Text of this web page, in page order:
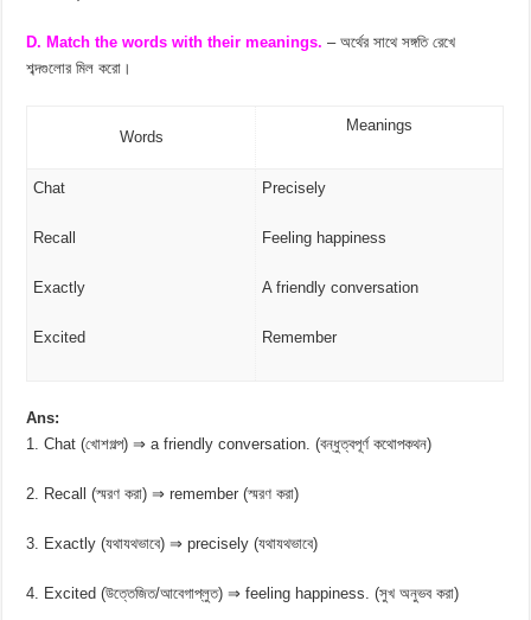
D. Match the words with their meanings. – অর্থের সাথে সঙ্গতি রেখে
শব্দগুলোর মিল করো।
Words
Meanings
Chat
Recall
Exactly
Excited
Precisely
Feeling happiness
A friendly conversation
Remember
Ans:
1. Chat (খোশগল্প) ⇒ a friendly conversation. (বন্ধুত্বপূর্ণ কথোপকথন)
2. Recall (স্মরণ করা) ⇒ remember (স্মরণ করা)
3. Exactly (যথাযথভাবে) ⇒ precisely (যথাযথভাবে)
4. Excited (উত্তেজিত/আবেগাপ্লুত) ⇒ feeling happiness. (সুখ অনুভব করা)